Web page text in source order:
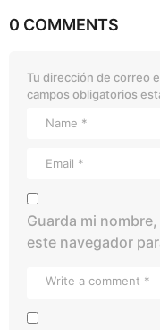
0 COMMENTS
Tu dirección de correo
campos obligatorios
Guarda mi
este navegador